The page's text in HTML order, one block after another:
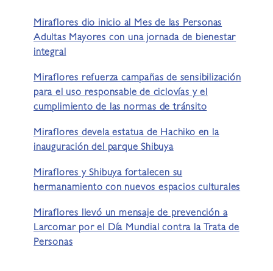
Miraflores dio inicio al Mes de las Personas
Adultas Mayores con una jornada de bienestar
integral
Miraflores refuerza campañas de sensibilización
para el uso responsable de ciclovías y el
cumplimiento de las normas de tránsito
Miraflores devela estatua de Hachiko en la
inauguración del parque Shibuya
Miraflores y Shibuya fortalecen su
hermanamiento con nuevos espacios culturales
Miraflores llevó un mensaje de prevención a
Larcomar por el Día Mundial contra la Trata de
Personas